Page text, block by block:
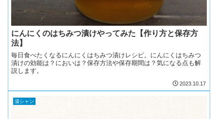
にんにくのはちみつ漬けやってみた【作り方と保存方
法】
毎日食べたくなるにんにくはちみつ漬けレシピ。にんにくはちみつ
漬けの効能は？においは？保存方法や保存期間は？気になる点も解
説します。
2023.10.17
湯シャン